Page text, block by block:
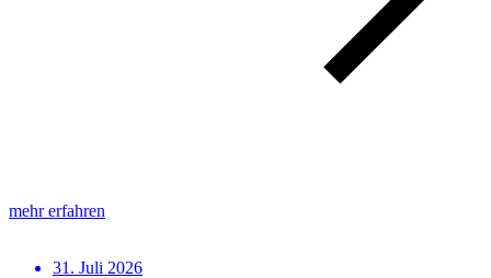
mehr erfahren
31. Juli 2026